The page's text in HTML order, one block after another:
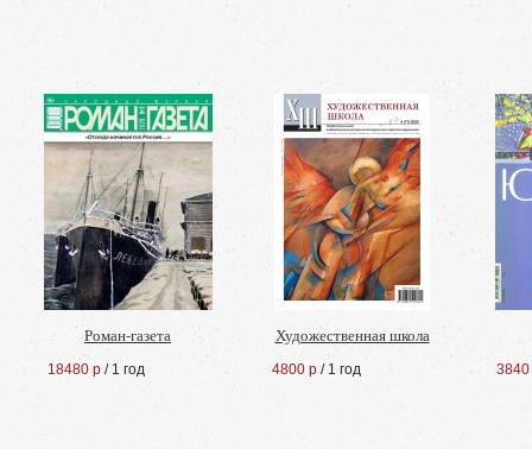
Роман-газета
18480 р/ 1 год
Художественная школа
4800 р / 1 год 3840